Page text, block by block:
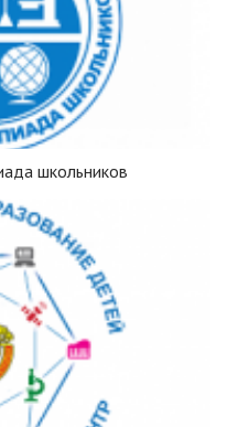
школьников